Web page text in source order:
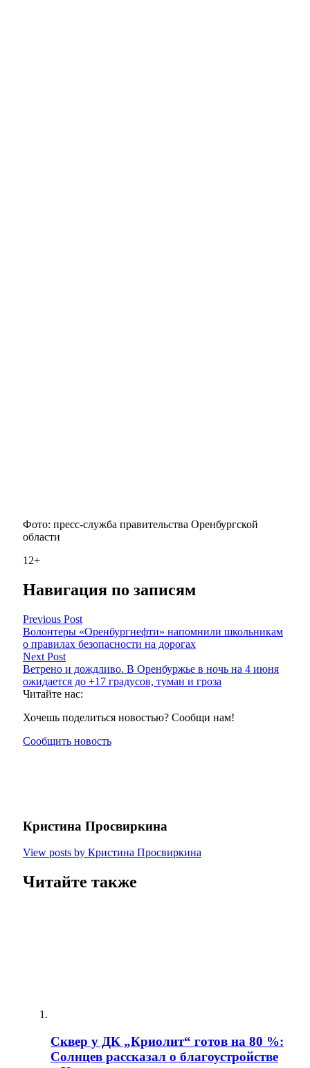
Фото: пресс-служба правительства Оренбургской
области
12+
Навигация по записям
Previous Post
Волонтеры «Оренбургнефти» напомнили школьникам
о правилах безопасности на дорогах
Next Post
Ветрено и дождливо. В Оренбуржье в ночь на 4 июня
ожидается до +17 градусов, туман и гроза
Читайте нас:
Хочешь поделиться новостью? Сообщи нам!
Сообщить новость
Кристина Просвиркина
View posts by Кристина Просвиркина
Читайте также
Сквер у ДК „Криолит“ готов на 80 %:
Солнцев рассказал о благоустройстве